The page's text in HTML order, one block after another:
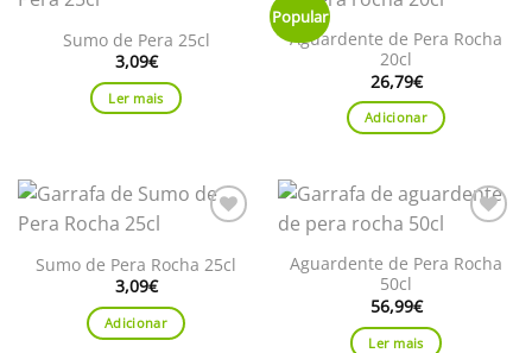
aos
favoritos
Sumo de Pera 25cl
3,09€
Ler mais
Popular
aos
favoritos
Aguardente de Pera Rocha
20cl
26,79€
Adicionar
aos
favoritos
Sumo de Pera Rocha 25cl
3,09€
Adicionar
aos
favoritos
Aguardente de Pera Rocha
50cl
56,99€
Ler mais